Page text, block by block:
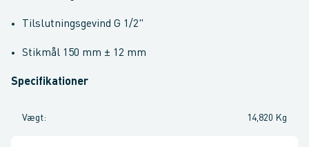
Tilslutningsgevind G 1/2"
Stikmål 150 mm ± 12 mm
Specifikationer
Vægt: 14,820 Kg